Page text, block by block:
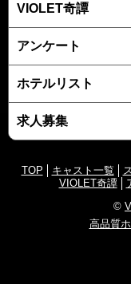
VIOLET奇譚
アンケート
ホテルリスト
求人募集
TOP キャスト一覧
VIOLET奇譚
©
高品質